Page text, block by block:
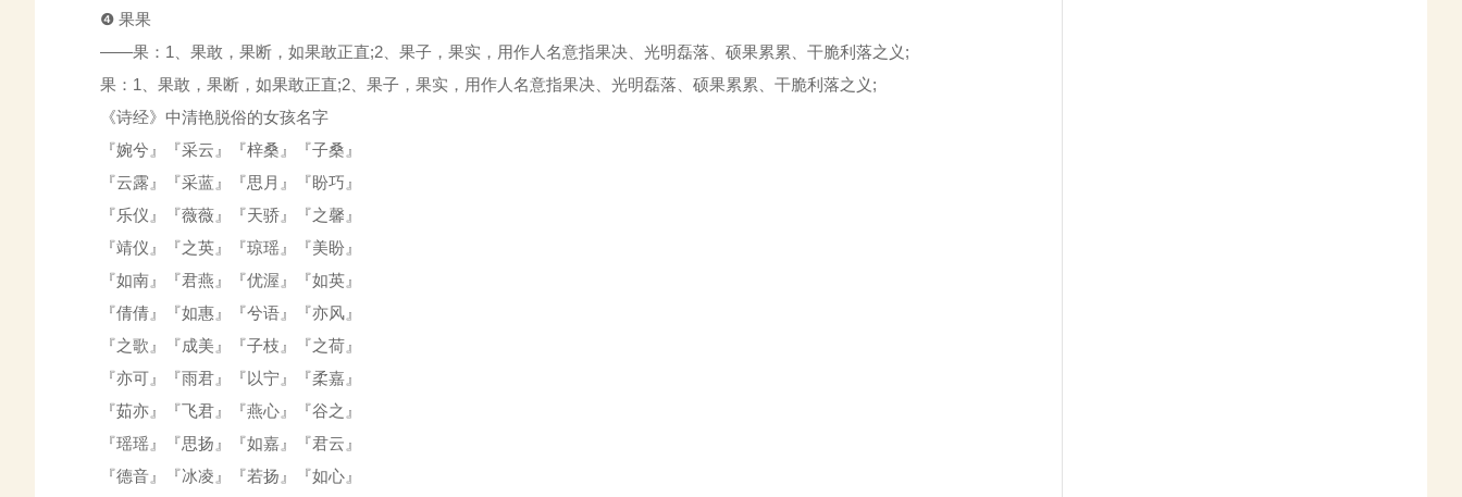
❹ 果果
——果：1、果敢，果断，如果敢正直;2、果子，果实，用作人名意指果决、光明磊落、硕果累累、干脆利落之义;
果：1、果敢，果断，如果敢正直;2、果子，果实，用作人名意指果决、光明磊落、硕果累累、干脆利落之义;
《诗经》中清艳脱俗的女孩名字
『婉兮』『采云』『梓桑』『子桑』
『云露』『采蓝』『思月』『盼巧』
『乐仪』『薇薇』『天骄』『之馨』
『靖仪』『之英』『琼瑶』『美盼』
『如南』『君燕』『优渥』『如英』
『倩倩』『如惠』『兮语』『亦风』
『之歌』『成美』『子枝』『之荷』
『亦可』『雨君』『以宁』『柔嘉』
『茹亦』『飞君』『燕心』『谷之』
『瑶瑶』『思扬』『如嘉』『君云』
『德音』『冰凌』『若扬』『如心』